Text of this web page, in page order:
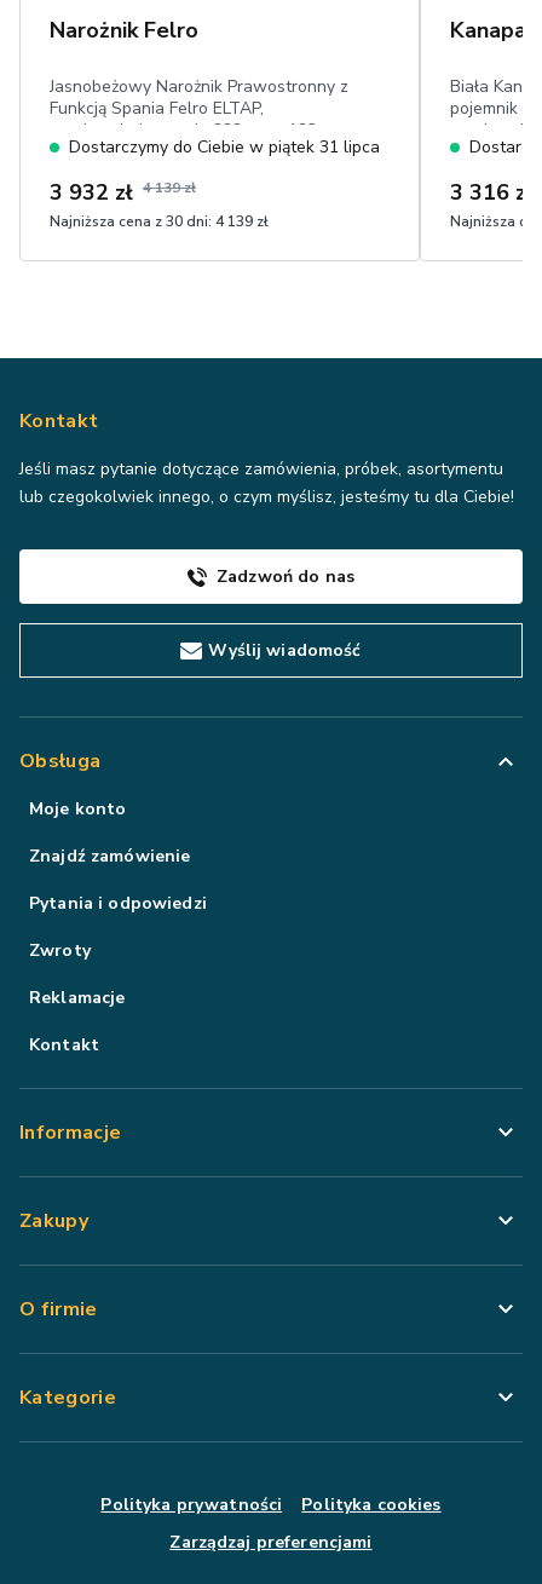
Narożnik Felro
Jasnobeżowy Narożnik Prawostronny z
Funkcją Spania Felro ELTAP,
powierzchnia spania 222 cm × 123 cm,
pojemnik na pościel, ruchome
dotyku plusz
Dostarczymy do Ciebie w piątek 31 lipca
3 932 zł 4 139 zł
Najniższa cena z 30 dni: 4 139 zł
Kanapa
Biała
pojemnik
welur eco
3 316 zł
Najniższa
Kontakt
Jeśli masz pytanie dotyczące zamówienia, próbek, asortymentu
lub czegokolwiek innego, o czym myślisz, jesteśmy tu dla Ciebie!
Zadzwoń do nas
Wyślij wiadomość
Obsługa
Moje konto
Znajdź zamówienie
Pytania i odpowiedzi
Zwroty
Reklamacje
Kontakt
Informacje
Zakupy
O firmie
Kategorie
Polityka prywatności
Polityka cookies
Zarządzaj preferencjami